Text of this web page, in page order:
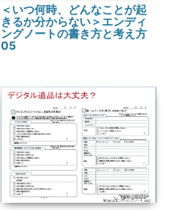
＜いつ何時、どんなことが起
きるか分からない＞エンディ
ングノートの書き方と考え方
05